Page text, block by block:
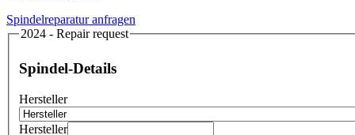
Spindelreparatur anfragen
2024 - Repair request
Spindel-Details
Hersteller
Hersteller